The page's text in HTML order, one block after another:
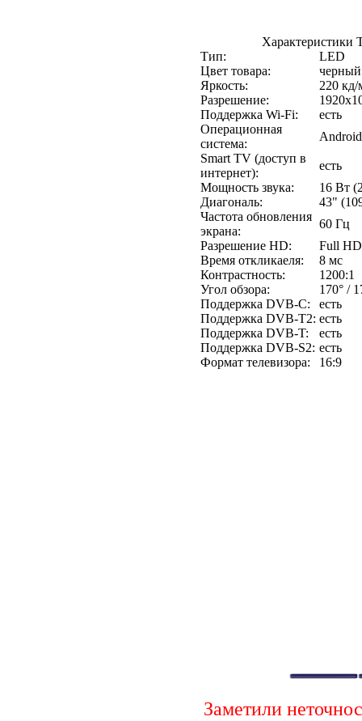
Характеристики
Тип:
LED
Цвет товара:
черный
Яркость:
220 кд/
Разрешение:
Поддержка Wi-Fi:
есть
Операционная
система:
Smart TV (доступ в
интернет):
есть
Мощность звука:
16 Вт
Диагональ:
43"
Частота обновления
экрана:
60 Гц
Разрешение HD:
Full HD
Время откликаеля:
8 мс
Контрастность:
1200:1
Угол обзора:
170° /
Поддержка DVB-C:
есть
Поддержка DVB-T2: есть
Поддержка DVB-T:
есть
Поддержка DVB-S2: есть
Формат телевизора:
16:9
Заметили